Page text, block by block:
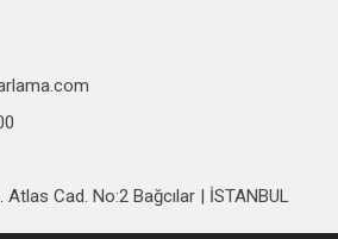
Cad. No:2 Bağcılar | İSTANBUL